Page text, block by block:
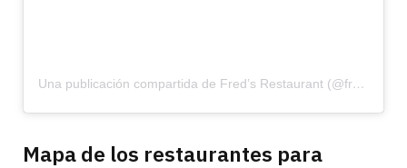
Una publicación compartida de Fred’s Restaurant (@fredsrestaurantcancun)
Mapa de los restaurantes para